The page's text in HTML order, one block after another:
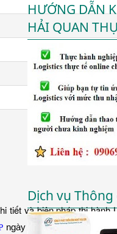
tiết và biện pháp thi hành
ngày 20/4/2018 của Chính
HƯỚNG DẪN
HẢI QUAN
Dịch vụ